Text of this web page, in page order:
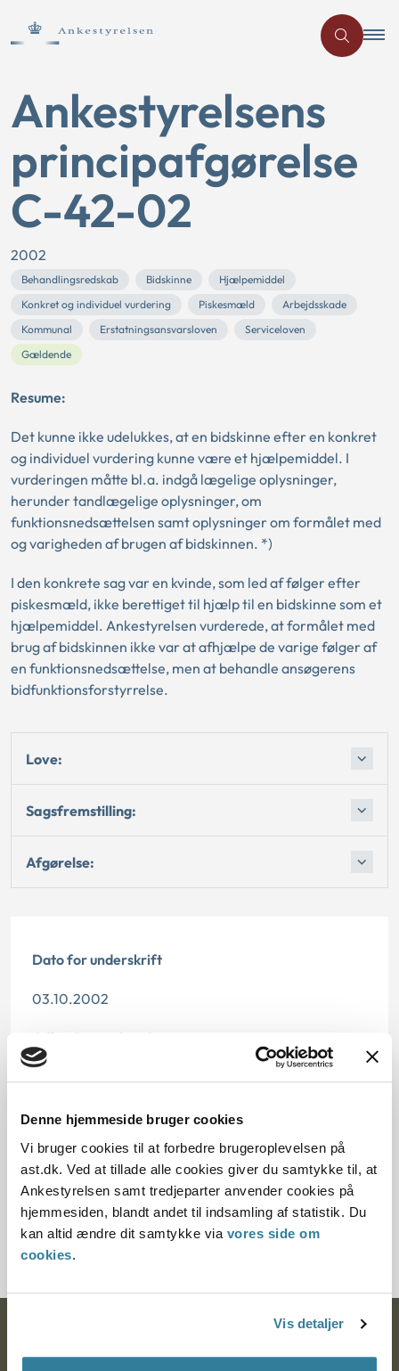
Denne hjemmeside bruger cookies
Vi bruger cookies til at forbedre brugeroplevelsen på
ast.dk. Ved at tillade alle cookies giver du samtykke til, at
Ankestyrelsen samt tredjeparter anvender cookies på
hjemmesiden, blandt andet til indsamling af statistik. Du
kan altid ændre dit samtykke via vores side om
cookies.
Vis detaljer
Ankestyrelsens
principafgørelse
C-42-02
2002
Behandlingsredskab Bidskinne
Hjælpemiddel
Konkret og individuel vurdering
Piskesmæld
Arbejdsskade
Kommunal
Erstatningsansvarsloven
Serviceloven
Gældende
Resume:
Det kunne ikke udelukkes, at en bidskinne efter en konkret
og individuel vurdering kunne være et hjælpemiddel. I
vurderingen måtte bl.a. indgå lægelige oplysninger,
herunder tandlægelige oplysninger, om
funktionsnedsættelsen samt oplysninger om formålet med
og varigheden af brugen af bidskinnen. *)
I den konkrete sag var en kvinde, som led af følger efter
piskesmæld, ikke berettiget til hjælp til en bidskinne som et
hjælpemiddel. Ankestyrelsen vurderede, at formålet med
brug af bidskinnen ikke var at afhjælpe de varige følger af
en funktionsnedsættelse, men at behandle ansøgerens
bidfunktionsforstyrrelse.
Love:
Sagsfremstilling:
Afgørelse:
Dato for underskrift
03.10.2002
Offentliggørelsesdato
10.07.2013
Paragraf
§ 112 § 97 § 98 § 1 § 97 § 58
Journalnummer
3500438-01